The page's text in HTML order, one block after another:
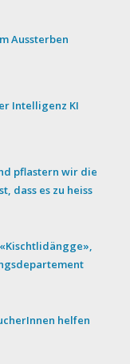
Aussterben
Intelligenz KI
pflastern wir die
dass es zu heiss
helfen